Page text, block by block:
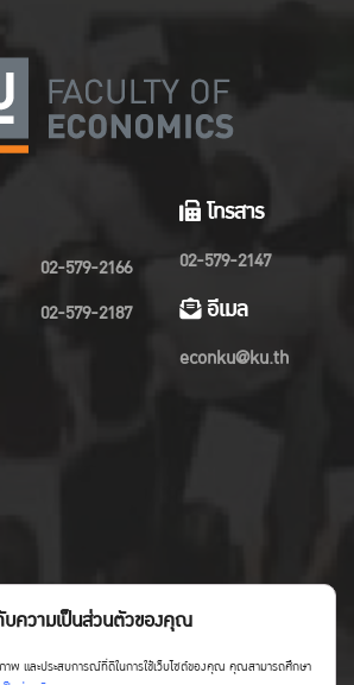
02-579-2166
02-579-2187
โทรสาร
02-579-2147
อีเมล
econku@ku.th
ความเป็นส่วนตัวของคุณ
พ และประสบการณ์ที่ดีในการใช้เว็บไซต์ของคุณ คุณสามารถศึกษา